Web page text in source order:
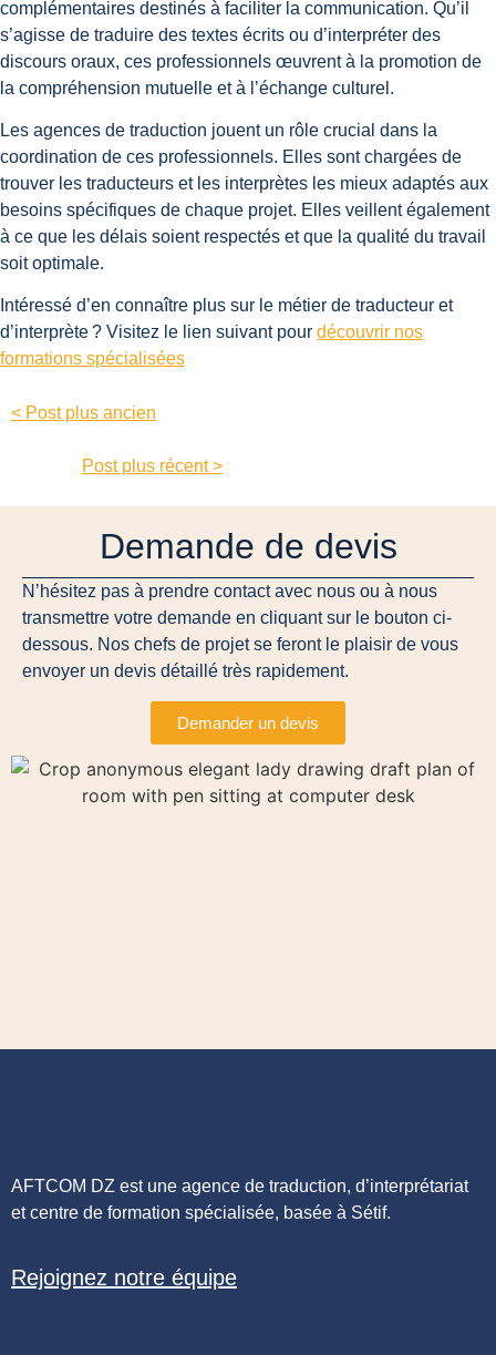
complémentaires destinés à faciliter la communication. Qu’il
s’agisse de traduire des textes écrits ou d’interpréter des
discours oraux, ces professionnels œuvrent à la promotion de
la compréhension mutuelle et à l’échange culturel.
Les agences de traduction jouent un rôle crucial dans la
coordination de ces professionnels. Elles sont chargées de
trouver les traducteurs et les interprètes les mieux adaptés aux
besoins spécifiques de chaque projet. Elles veillent également
à ce que les délais soient respectés et que la qualité du travail
soit optimale.
Intéressé d’en connaître plus sur le métier de traducteur et
d’interprète ? Visitez le lien suivant pour découvrir nos
formations spécialisées
< Post plus ancien
Post plus récent >
Demande de devis
N’hésitez pas à prendre contact avec nous ou à nous
transmettre votre demande en cliquant sur le bouton ci-
dessous. Nos chefs de projet se feront le plaisir de vous
envoyer un devis détaillé très rapidement.
Demander un devis
AFTCOM DZ est une agence de traduction, d’interprétariat
et centre de formation spécialisée, basée à Sétif.
Rejoignez notre équipe